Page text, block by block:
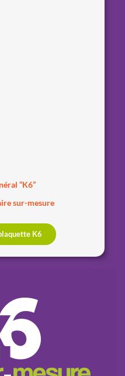
“K6”
sur-mesure
K6